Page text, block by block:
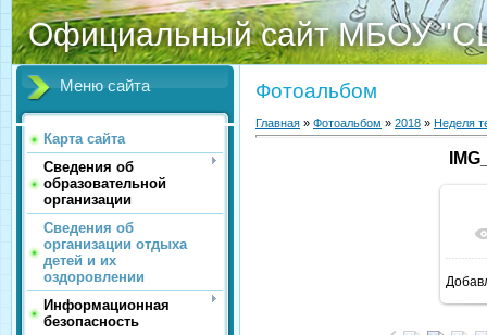
Официальный сайт МБОУ
Меню сайта
Карта сайта
Сведения об
образовательной
организации
Сведения об
организации отдыха
детей и их
оздоровлении
Информационная
безопасность
Фотоальбом
Главная » Фотоальбом » 2018 » Неделя